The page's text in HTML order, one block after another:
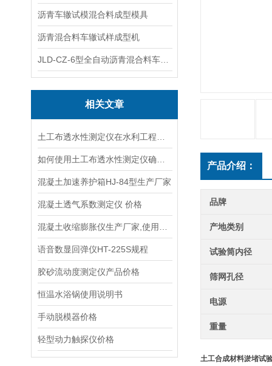
沥青车辙试模混合料成型模具
沥青混合料车辙试样成型机
相关文章
混凝土加速养护箱HJ-84型生产厂家
混凝土透气系数测定仪 价格
语音数显回弹仪HT-225S规程
胶砂流动度测定仪产品价格
恒温水浴锅使用说明书
手动脱模器价格
轻型动力触探仪价格
产品介绍：
品牌
产地类别
试验筒内径
筛网孔径
电源
重量
土工合成材料淤堵试